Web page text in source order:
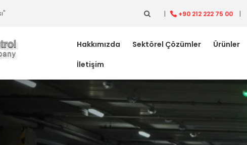
| +90 212 222 75 00 |
Hakkımızda Sektörel Çözümler Ürünler
İletişim